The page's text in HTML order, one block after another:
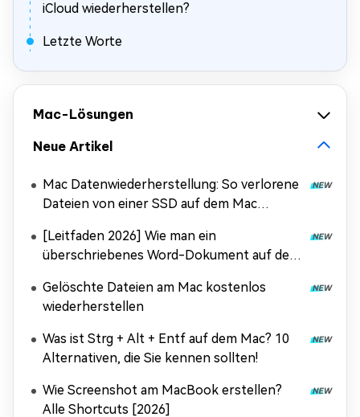
iCloud wiederherstellen?
Letzte Worte
Mac-Lösungen
Neue Artikel
Mac Datenwiederherstellung: So verlorene
Dateien von einer SSD auf dem Mac
[Leitfaden 2026] Wie man ein
überschriebenes Word-Dokument auf dem
Gelöschte Dateien am Mac kostenlos
wiederherstellen
Was ist Strg + Alt + Entf auf dem Mac? 10
Alternativen, die Sie kennen sollten!
Wie Screenshot am MacBook erstellen?
Alle Shortcuts [2026]